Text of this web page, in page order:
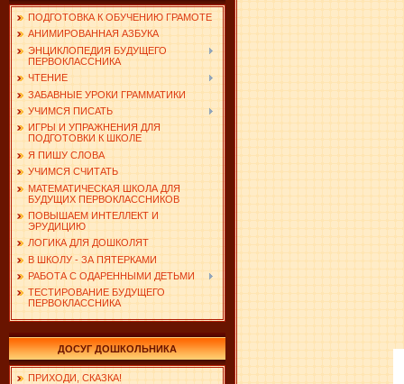
ПОДГОТОВКА К ОБУЧЕНИЮ ГРАМОТЕ
АНИМИРОВАННАЯ АЗБУКА
ЭНЦИКЛОПЕДИЯ БУДУЩЕГО
ПЕРВОКЛАССНИКА
ЧТЕНИЕ
ЗАБАВНЫЕ УРОКИ ГРАММАТИКИ
УЧИМСЯ ПИСАТЬ
ИГРЫ И УПРАЖНЕНИЯ ДЛЯ
ПОДГОТОВКИ К ШКОЛЕ
Я ПИШУ СЛОВА
УЧИМСЯ СЧИТАТЬ
МАТЕМАТИЧЕСКАЯ ШКОЛА ДЛЯ
БУДУЩИХ ПЕРВОКЛАССНИКОВ
ПОВЫШАЕМ ИНТЕЛЛЕКТ И
ЭРУДИЦИЮ
ЛОГИКА ДЛЯ ДОШКОЛЯТ
В ШКОЛУ - ЗА ПЯТЕРКАМИ
РАБОТА С ОДАРЕННЫМИ ДЕТЬМИ
ТЕСТИРОВАНИЕ БУДУЩЕГО
ПЕРВОКЛАССНИКА
ДОСУГ ДОШКОЛЬНИКА
ПРИХОДИ, СКАЗКА!